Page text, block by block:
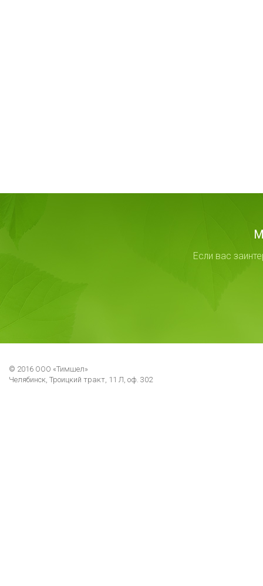
Если вас
© 2016 ООО «Тимшел»
Челябинск, Троицкий тракт, 11 Л, оф. 302